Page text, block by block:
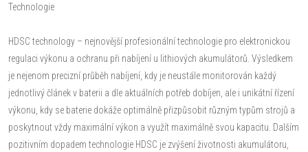
Technologie
HDSC technology – nejnovější profesionální technologie pro elektronickou
regulaci výkonu a ochranu při nabíjení u lithiových akumulátorů. Výsledkem
je nejenom precizní průběh nabíjení, kdy je neustále monitorován každý
jednotlivý článek v baterii a dle aktuálních potřeb dobíjen, ale i unikátní řízení
výkonu, kdy se baterie dokáže optimálně přizpůsobit různým typům strojů a
poskytnout vždy maximální výkon a využít maximálně svou kapacitu. Dalším
pozitivním dopadem technologie HDSC je zvýšení životnosti akumulátoru,